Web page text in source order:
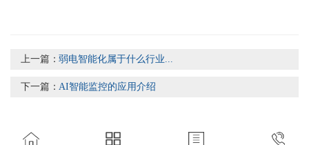
上一篇：弱电智能化属于什么行业...
下一篇： AI智能监控的应用介绍